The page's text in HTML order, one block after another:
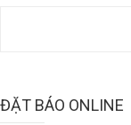
ĐẶT BÁO ONLINE